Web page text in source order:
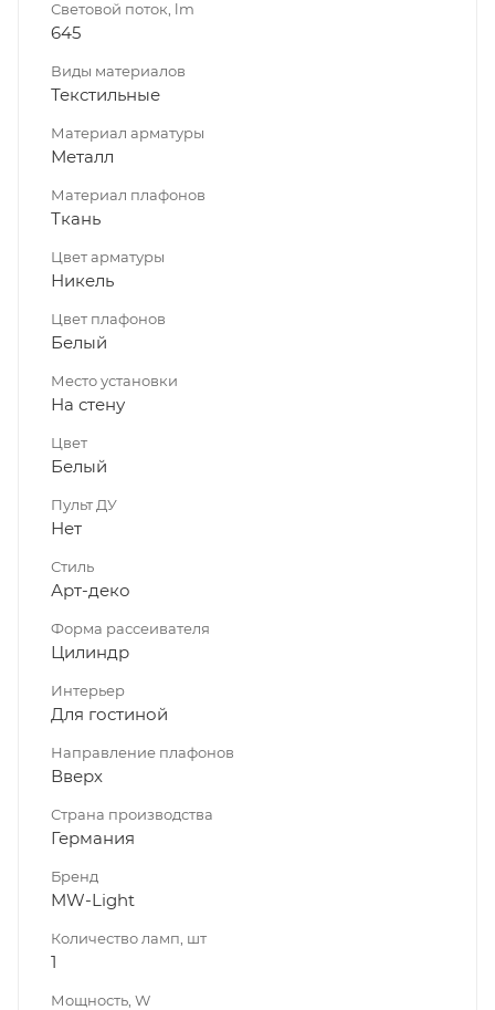
Световой поток, lm
645
Виды материалов
Текстильные
Материал арматуры
Металл
Материал плафонов
Ткань
Цвет арматуры
Никель
Цвет плафонов
Белый
Место установки
На стену
Цвет
Белый
Пульт ДУ
Нет
Стиль
Арт-деко
Форма рассеивателя
Цилиндр
Интерьер
Для гостиной
Направление плафонов
Вверх
Страна производства
Германия
Бренд
MW-Light
Количество ламп, шт
1
Мощность, W